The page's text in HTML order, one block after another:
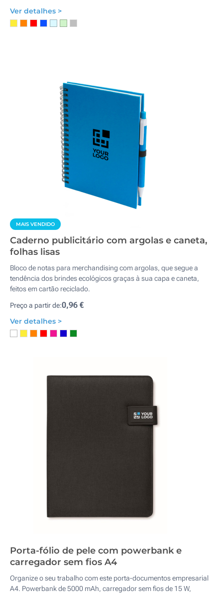
Ver detalhes >
MAIS VENDIDO
Caderno publicitário com argolas e caneta,
folhas lisas
Bloco de notas para merchandising com argolas, que segue a
tendência dos brindes ecológicos graças à sua capa e caneta,
feitos em cartão reciclado.
Preço a partir de:0,96 €
Ver detalhes >
Porta-fólio de pele com powerbank e
carregador sem fios A4
Organize o seu trabalho com este porta-documentos empresarial
A4. Powerbank de 5000 mAh, carregador sem fios de 15 W,